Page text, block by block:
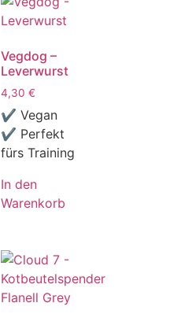
Vegdog –
Leverwurst
4,30 €
✔ Vegan
✔ Perfekt
fürs Training
In den
Warenkorb